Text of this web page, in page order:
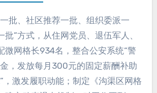
批、社区推荐一批、组织委派一
批”方式，从住网党员、退伍军人、
微网格长934名，整合公安系统“警
，发放每月300元的固定薪酬补助
，激发履职动能；制定《沟渠区网格